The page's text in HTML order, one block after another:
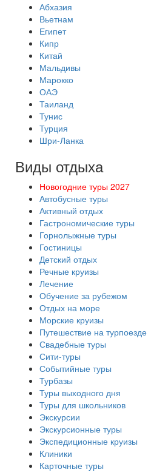
Абхазия
Вьетнам
Египет
Кипр
Китай
Мальдивы
Марокко
ОАЭ
Таиланд
Тунис
Турция
Шри-Ланка
Виды отдыха
Новогодние туры 2027
Автобусные туры
Активный отдых
Гастрономические туры
Горнолыжные туры
Гостиницы
Детский отдых
Речные круизы
Лечение
Обучение за рубежом
Отдых на море
Морские круизы
Путешествие на турпоезде
Свадебные туры
Сити-туры
Событийные туры
Турбазы
Туры выходного дня
Туры для школьников
Экскурсии
Экскурсионные туры
Экспедиционные круизы
Клиники
Карточные туры